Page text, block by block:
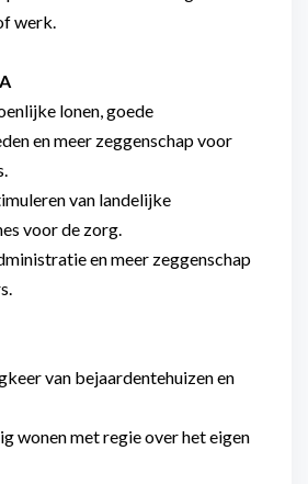
werk.
lonen, goede
en meer zeggenschap voor
van landelijke
voor de zorg.
en meer zeggenschap
van bejaardentehuizen en
wonen met regie over het eigen